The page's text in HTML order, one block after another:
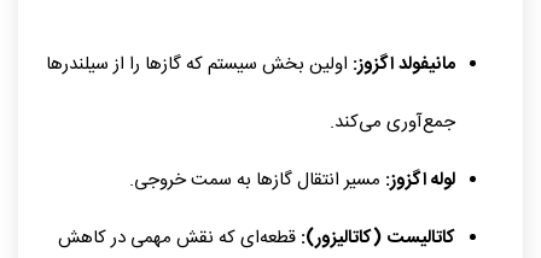
مانیفولد اگزوز: اولین بخش سیستم که گازها را از سیلندرها
جمع‌آوری می‌کند.
لوله اگزوز: مسیر انتقال گازها به سمت خروجی.
کاتالیست (کاتالیزور): قطعه‌ای که نقش مهمی در کاهش